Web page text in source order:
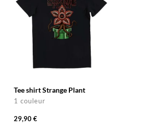
Tee shirt Strange Plant
1 couleur
29,90 €